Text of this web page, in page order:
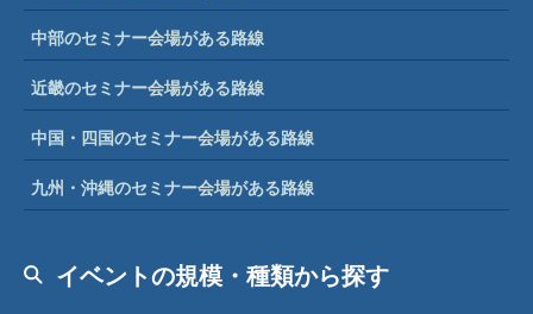
中部のセミナー会場がある路線
近畿のセミナー会場がある路線
中国・四国のセミナー会場がある路線
九州・沖縄のセミナー会場がある路線
イベントの規模・種類から探す